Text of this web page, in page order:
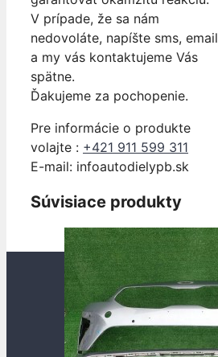
V prípade, že sa nám
nedovoláte, napíšte sms, email
a my vás kontaktujeme Vás
spätne.
Ďakujeme za pochopenie.
Pre informácie o produkte
volajte : +421 911 599 311
E-mail: infoautodielypb.sk
Súvisiace produkty